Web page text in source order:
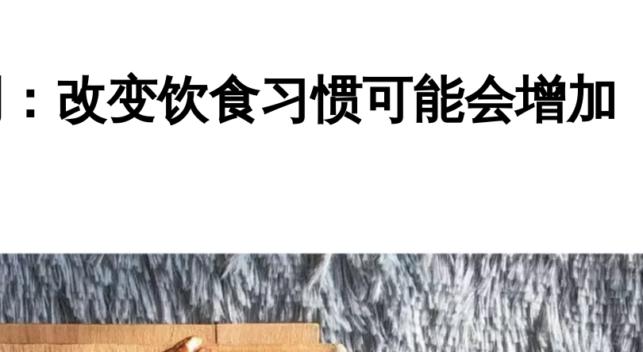
改变饮食习惯可能会增加